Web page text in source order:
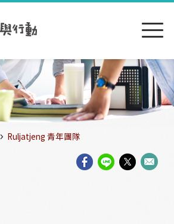
Ruljatjeng 青年團隊